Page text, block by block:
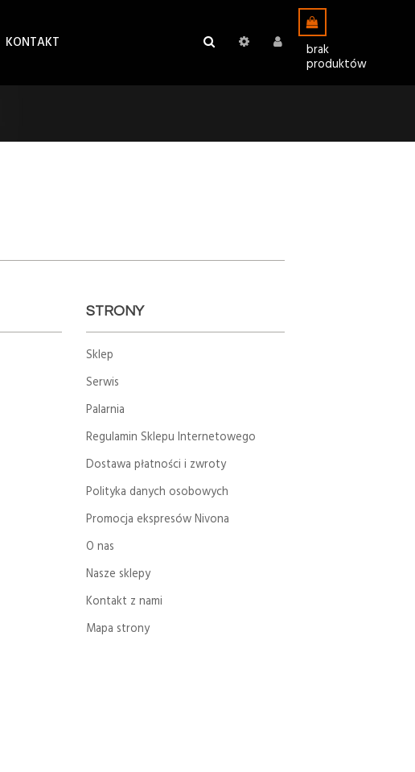
KONTAKT brak
produktów
STRONY
Sklep
Serwis
Palarnia
Regulamin Sklepu Internetowego
Dostawa płatności i zwroty
Polityka danych osobowych
Promocja ekspresów Nivona
O nas
Nasze sklepy
Kontakt z nami
Mapa strony